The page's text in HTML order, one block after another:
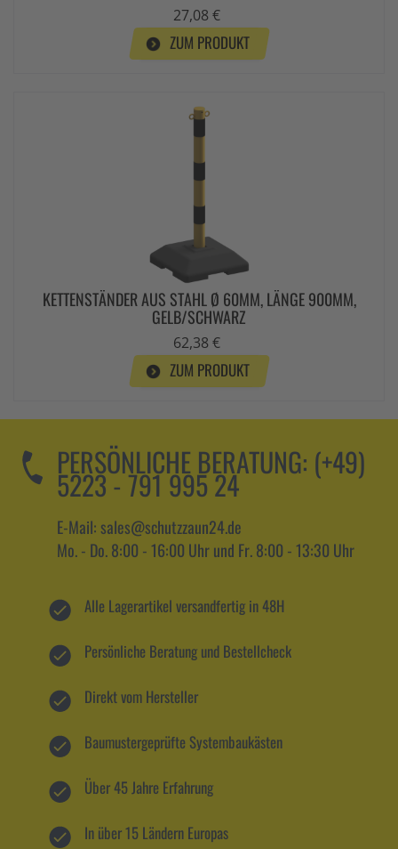
27,08 €
ZUM PRODUKT
KETTENSTÄNDER AUS STAHL Ø 60MM, LÄNGE 900MM,
GELB/SCHWARZ
62,38 €
ZUM PRODUKT
PERSÖNLICHE BERATUNG: (+49)
5223 - 791 995 24
E-Mail: sales@schutzzaun24.de
Mo. - Do. 8:00 - 16:00 Uhr und Fr. 8:00 - 13:30 Uhr
Alle Lagerartikel versandfertig in 48H
Persönliche Beratung und Bestellcheck
Direkt vom Hersteller
Baumustergeprüfte Systembaukästen
Über 45 Jahre Erfahrung
In über 15 Ländern Europas